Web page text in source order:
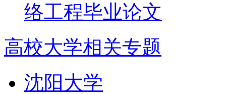
络工程毕业论文
高校大学相关专题
沈阳大学